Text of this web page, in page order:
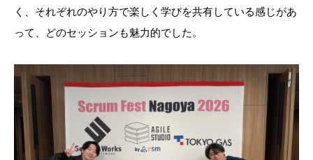
く、それぞれのやり方で楽しく学びを共有している感じがあ
って、どのセッションも魅力的でした。